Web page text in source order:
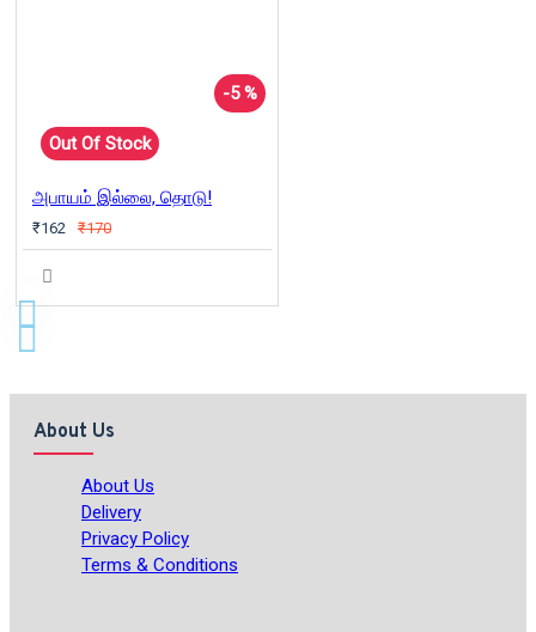
-5 %
Out Of Stock
அபாயம் இல்லை, தொடு!
₹162 ₹170
About Us
About Us
Delivery
Privacy Policy
Terms & Conditions